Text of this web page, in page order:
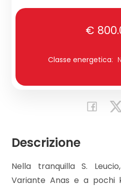
€
Classe energetica:
Descrizione
Nella tranquilla S.
Variante Anas e a
Commerciali
Industriali